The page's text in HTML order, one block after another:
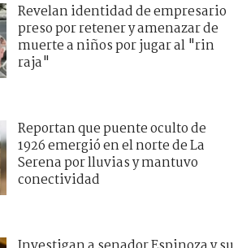
Revelan identidad de empresario
preso por retener y amenazar de
muerte a niños por jugar al "rin
raja"
Reportan que puente oculto de
1926 emergió en el norte de La
Serena por lluvias y mantuvo
conectividad